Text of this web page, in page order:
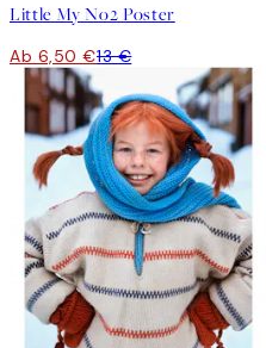
Little My No2 Poster
Ab 6,50 €13 €